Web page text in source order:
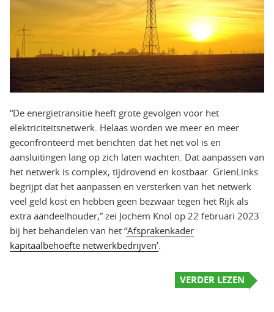
“De energietransitie heeft grote gevolgen voor het
elektriciteitsnetwerk. Helaas worden we meer en meer
geconfronteerd met berichten dat het net vol is en
aansluitingen lang op zich laten wachten. Dat aanpassen van
het netwerk is complex, tijdrovend en kostbaar. GrienLinks
begrijpt dat het aanpassen en versterken van het netwerk
veel geld kost en hebben geen bezwaar tegen het Rijk als
extra aandeelhouder,” zei Jochem Knol op 22 februari 2023
bij het behandelen van het ‘‘Afsprakenkader
kapitaalbehoefte netwerkbedrijven’
VERDER LEZEN